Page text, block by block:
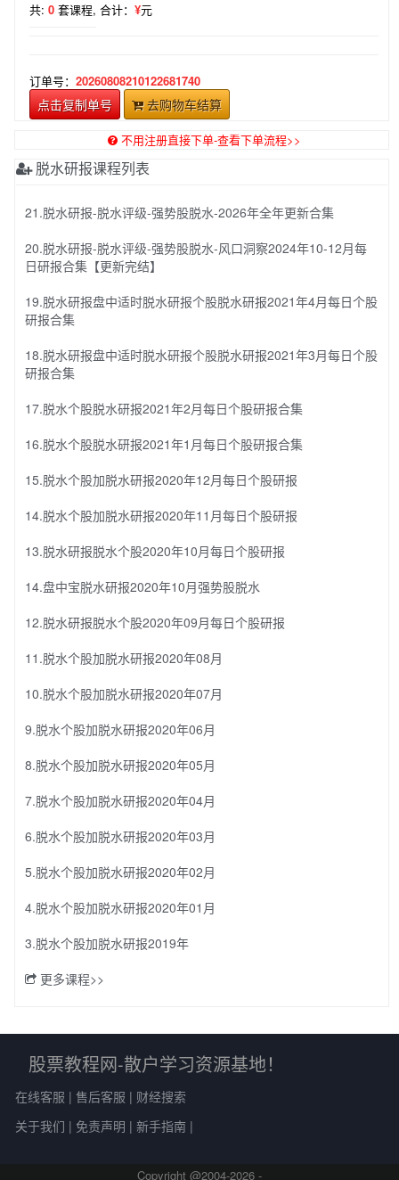
共: 0 套课程, 合计： ¥元
订单号： 20260808210122681740
点击复制单号 去购物车结算
不用注册直接下单-查看下单流程>>
脱水研报课程列表
21.脱水研报-脱水评级-强势股脱水-2026年全年更新合集
20.脱水研报-脱水评级-强势股脱水-风口洞察2024年10-12月每
日研报合集【更新完结】
19.脱水研报盘中适时脱水研报个股脱水研报2021年4月每日个股
研报合集
18.脱水研报盘中适时脱水研报个股脱水研报2021年3月每日个股
研报合集
17.脱水个股脱水研报2021年2月每日个股研报合集
16.脱水个股脱水研报2021年1月每日个股研报合集
15.脱水个股加脱水研报2020年12月每日个股研报
14.脱水个股加脱水研报2020年11月每日个股研报
13.脱水研报脱水个股2020年10月每日个股研报
14.盘中宝脱水研报2020年10月强势股脱水
12.脱水研报脱水个股2020年09月每日个股研报
11.脱水个股加脱水研报2020年08月
10.脱水个股加脱水研报2020年07月
9.脱水个股加脱水研报2020年06月
8.脱水个股加脱水研报2020年05月
7.脱水个股加脱水研报2020年04月
6.脱水个股加脱水研报2020年03月
5.脱水个股加脱水研报2020年02月
4.脱水个股加脱水研报2020年01月
3.脱水个股加脱水研报2019年
更多课程>>
股票教程网-散户学习资源基地！
在线客服 | 售后客服 | 财经搜索
关于我们 | 免责声明 | 新手指南 |
Copyright @2004-2026 -